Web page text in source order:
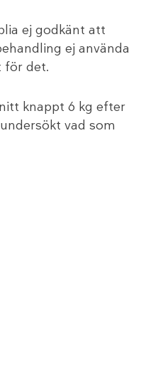
ej godkänt att
ej använda
för det.
knappt 6 kg efter
vad som